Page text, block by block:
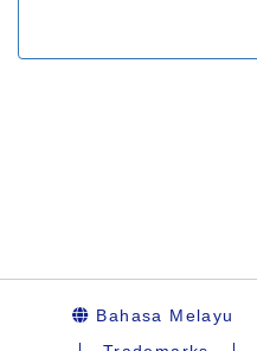
Bahasa Melayu